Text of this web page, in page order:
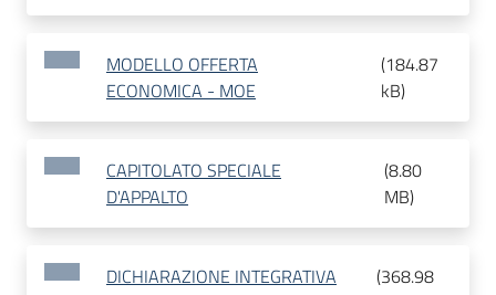
MODELLO OFFERTA
ECONOMICA - MOE
(184.87
kB)
CAPITOLATO SPECIALE
D'APPALTO
(8.80
MB)
DICHIARAZIONE INTEGRATIVA
(368.98